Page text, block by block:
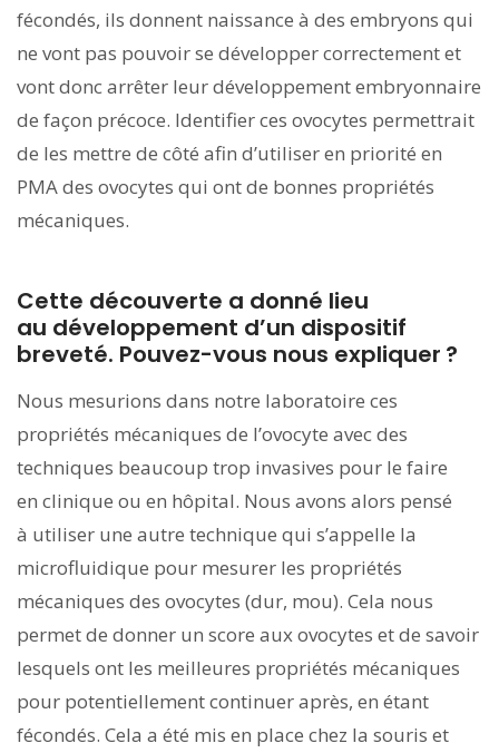
fécondés, ils donnent naissance à des embryons qui
ne vont pas pouvoir se développer correctement et
vont donc arrêter leur développement embryonnaire
de façon précoce. Identifier ces ovocytes permettrait
de les mettre de côté afin d’utiliser en priorité en
PMA des ovocytes qui ont de bonnes propriétés
mécaniques.
Cette découverte a donné lieu
au développement d’un dispositif
breveté. Pouvez-vous nous expliquer ?
Nous mesurions dans notre laboratoire ces
propriétés mécaniques de l’ovocyte avec des
techniques beaucoup trop invasives pour le faire
en clinique ou en hôpital. Nous avons alors pensé
à utiliser une autre technique qui s’appelle la
microfluidique pour mesurer les propriétés
mécaniques des ovocytes (dur, mou). Cela nous
permet de donner un score aux ovocytes et de savoir
lesquels ont les meilleures propriétés mécaniques
pour potentiellement continuer après, en étant
fécondés. Cela a été mis en place chez la souris et